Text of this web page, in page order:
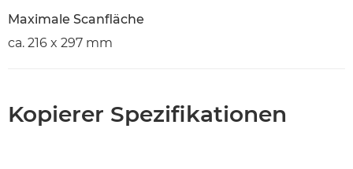
Maximale Scanfläche
ca. 216 x 297 mm
Kopierer Spezifikationen